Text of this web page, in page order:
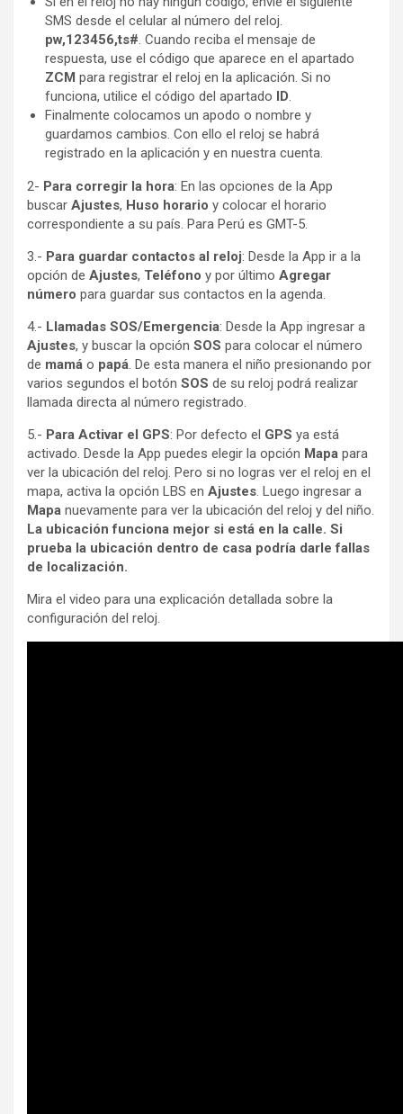
SMS desde el celular al número del reloj.
pw,123456,ts#. Cuando reciba el mensaje de
respuesta, use el código que aparece en el apartado
ZCM para registrar el reloj en la aplicación. Si no
funciona, utilice el código del apartado ID.
Finalmente colocamos un apodo o nombre y
guardamos cambios. Con ello el reloj se habrá
registrado en la aplicación y en nuestra cuenta.
2- Para corregir la hora: En las opciones de la App
buscar Ajustes, Huso horario y colocar el horario
correspondiente a su país. Para Perú es GMT-5.
3.- Para guardar contactos al reloj: Desde la App ir a la
opción de Ajustes, Teléfono y por último Agregar
número para guardar sus contactos en la agenda.
4.- Llamadas SOS/Emergencia: Desde la App ingresar a
Ajustes, y buscar la opción SOS para colocar el número
de mamá o papá. De esta manera el niño presionando por
varios segundos el botón SOS de su reloj podrá realizar
llamada directa al número registrado.
5.- Para Activar el GPS: Por defecto el GPS ya está
activado. Desde la App puedes elegir la opción Mapa para
ver la ubicación del reloj. Pero si no logras ver el reloj en el
mapa, activa la opción LBS en Ajustes. Luego ingresar a
Mapa nuevamente para ver la ubicación del reloj y del niño.
La ubicación funciona mejor si está en la calle. Si
prueba la ubicación dentro de casa podría darle fallas
de localización.
Mira el video para una explicación detallada sobre la
configuración del reloj.